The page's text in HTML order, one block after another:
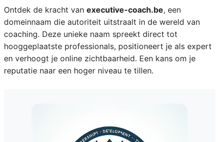
Ontdek de kracht van executive-coach.be, een
domeinnaam die autoriteit uitstraalt in de wereld van
coaching. Deze unieke naam spreekt direct tot
hooggeplaatste professionals, positioneert je als expert
en verhoogt je online zichtbaarheid. Een kans om je
reputatie naar een hoger niveau te tillen.